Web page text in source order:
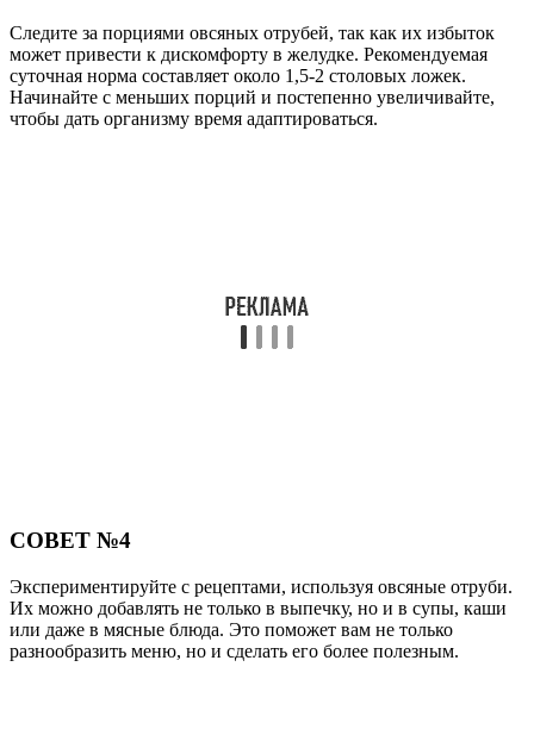
Следите за порциями овсяных отрубей, так как их избыток
может привести к дискомфорту в желудке. Рекомендуемая
суточная норма составляет около 1,5-2 столовых ложек.
Начинайте с меньших порций и постепенно увеличивайте,
чтобы дать организму время адаптироваться.
СОВЕТ №4
Экспериментируйте с рецептами, используя овсяные отруби.
Их можно добавлять не только в выпечку, но и в супы, каши
или даже в мясные блюда. Это поможет вам не только
разнообразить меню, но и сделать его более полезным.